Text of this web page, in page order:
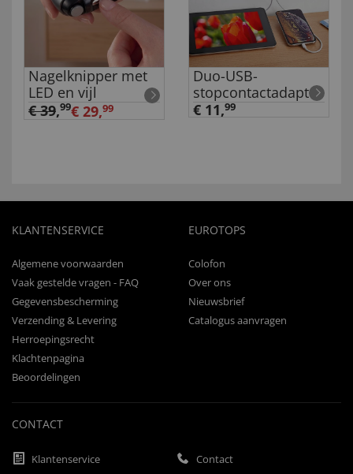
Nagelknipper met
LED en vijl
€ 39,99€ 29,99
Duo-USB-
stopcontactadapter
€ 11,99
KLANTENSERVICE
Algemene voorwaarden
Vaak gestelde vragen - FAQ
Gegevensbescherming
Verzending & Levering
Herroepingsrecht
Klachtenpagina
Beoordelingen
EUROTOPS
Colofon
Over ons
Nieuwsbrief
Catalogus aanvragen
CONTACT
Klantenservice Contact